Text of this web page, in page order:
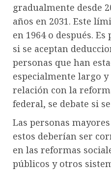
gradualmente desde
años en 2031. Este
en 1964 o después.
si se aceptan
personas que han
especialmente largo y
relación con la
federal, se debate si
Las personas
estos deberían ser
en las reformas
públicos y otros